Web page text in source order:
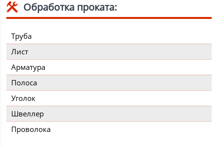
Обработка проката:
Труба
Лист
Арматура
Полоса
Уголок
Швеллер
Проволока